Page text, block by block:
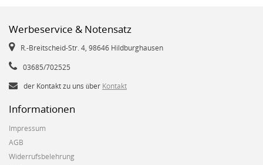
Werbeservice & Notensatz
R.-Breitscheid-Str. 4, 98646 Hildburghausen
03685/702525
der Kontakt zu uns über Kontakt
Informationen
Impressum
AGB
Widerrufsbelehrung